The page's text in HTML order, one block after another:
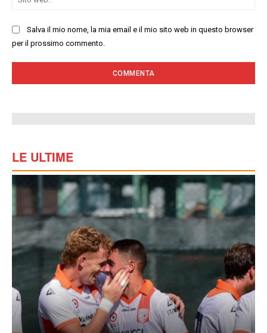
Salva il mio nome, la mia email e il mio sito web in questo browser
per il prossimo commento.
LE ULTIME